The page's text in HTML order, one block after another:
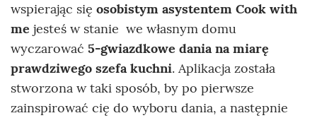
wspierając się osobistym asystentem Cook with
me jesteś w stanie we własnym domu
wyczarować 5-gwiazdkowe dania na miarę
prawdziwego szefa kuchni. Aplikacja została
stworzona w taki sposób, by po pierwsze
zainspirować cię do wyboru dania, a następnie